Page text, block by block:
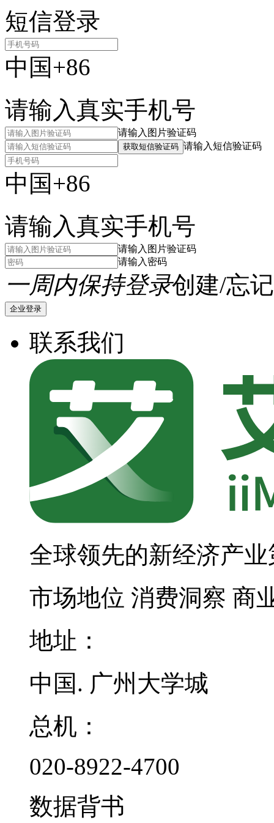
短信登录
中国+86
请输入真实手机号
请输入图片验证码
获取短信验证码 请输入短信验证码
中国+86
请输入真实手机号
请输入图片验证码
请输入密码
一周内保持登录创建/忘
企业登录
联系我们
全球领先的新经济产
市场地位 消费洞察 商
地址：
中国. 广州大学城
总机：
020-8922-4700
数据背书